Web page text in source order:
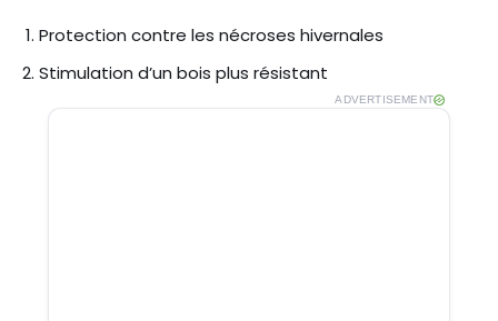
Protection contre les nécroses hivernales
Stimulation d’un bois plus résistant
ADVERTISEMENT